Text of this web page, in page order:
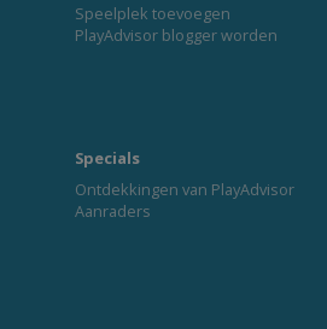
Speelplek toevoegen
PlayAdvisor blogger worden
Specials
Ontdekkingen van PlayAdvisor
Aanraders